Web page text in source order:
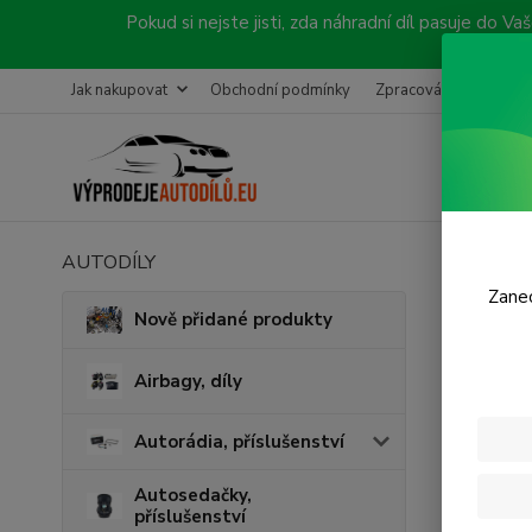
Pokud si nejste jisti, zda náhradní díl pasuje do
Jak nakupovat Obchodní podmínky Zpracování objednávky
AUTODÍLY
Nově přidané produkty
Airbagy, díly
Autorádia, příslušenství
Autosedačky,
příslušenství